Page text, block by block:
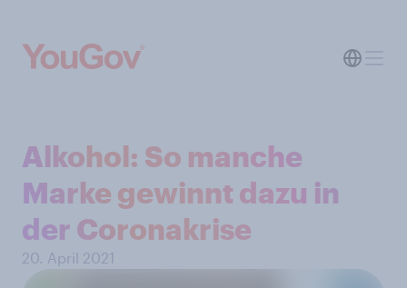
Alkohol: So manche
Marke gewinnt dazu in
der Coronakrise
20. April 2021